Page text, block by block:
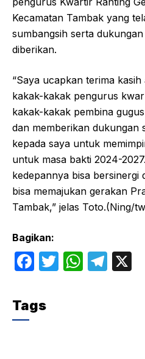
Kecamatan Tambak yang
sumbangsih serta
diberikan.
“Saya ucapkan terima
kakak-kakak pengurus
kakak-kakak pembina
dan memberikan dukungan
kepada saya untuk
untuk masa bakti 2024-
kedepannya bisa bersinergi
bisa memajukan gerakan
Tambak,” jelas Toto.(Ning/
Bagikan:
F
c
e
T
W T
Tags